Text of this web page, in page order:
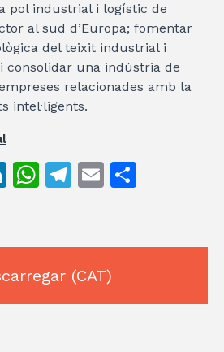
pol industrial i logístic de
al sud d’Europa; fomentar
del teixit industrial i
consolidar una indústria de
relacionades amb la
intel·ligents.
Li
e
dI
n
W
s
A
p
T
gr
a
m
E
l
p
te
(CAT)